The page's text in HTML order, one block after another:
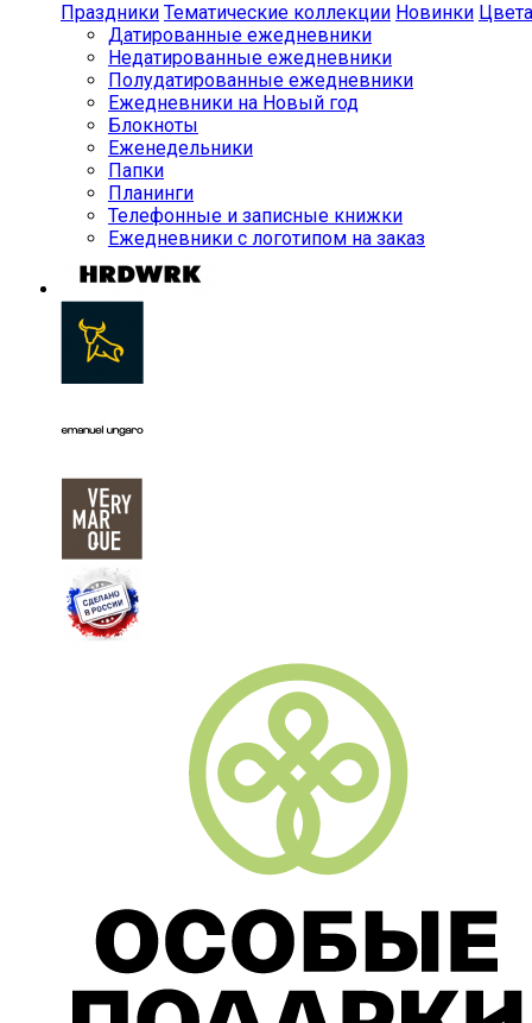
Праздники Тематические коллекции Новинки Цвета
Датированные ежедневники
Недатированные ежедневники
Полудатированные ежедневники
Ежедневники на Новый год
Блокноты
Еженедельники
Папки
Планинги
Телефонные и записные книжки
Ежедневники с логотипом на заказ